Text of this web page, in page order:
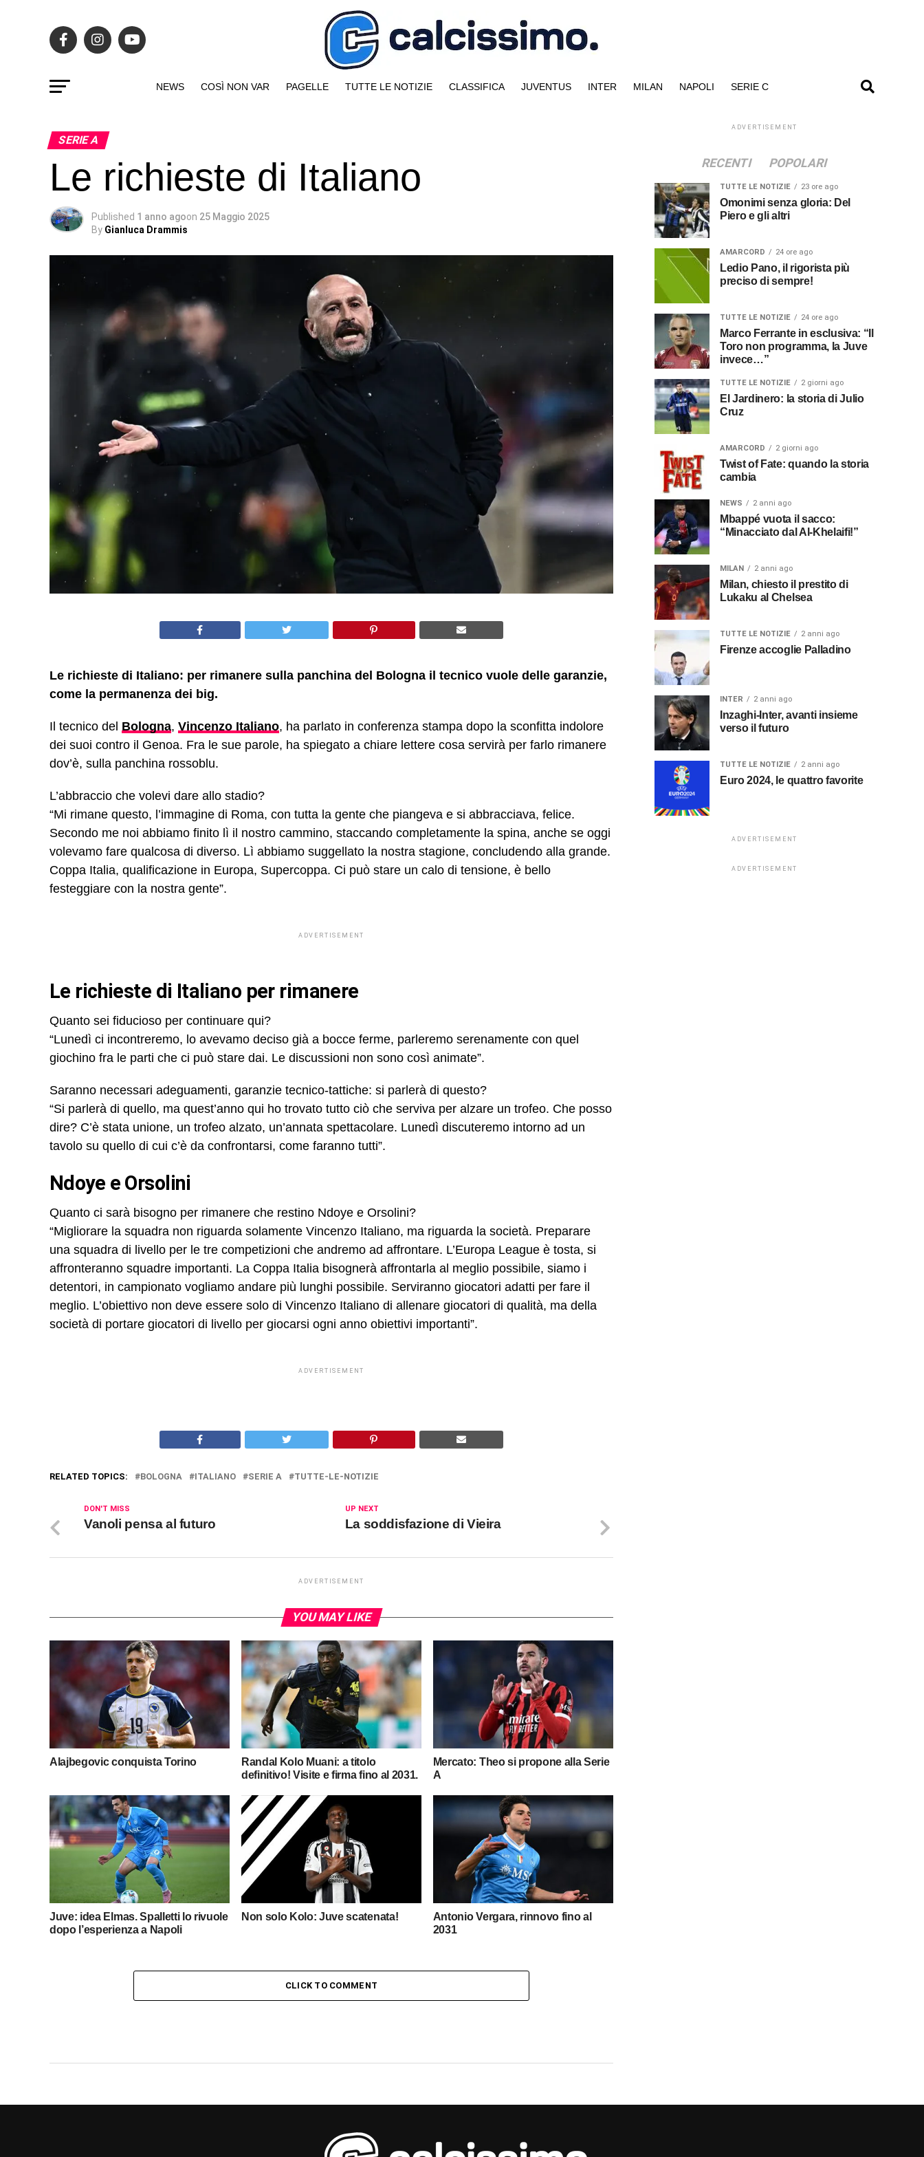
NEWS COSÌ NON VAR PAGELLE TUTTE LE NOTIZIE CLASSIFICA JUVENTUS INTER MILAN NAPOLI SERIE C
SERIE A
Le richieste di Italiano
Published 1 anno agoon 25 Maggio 2025
By Gianluca Drammis
Le richieste di Italiano: per rimanere sulla panchina del Bologna il tecnico vuole delle garanzie,
come la permanenza dei big.
Il tecnico del Bologna, Vincenzo Italiano, ha parlato in conferenza stampa dopo la sconfitta indolore
dei suoi contro il Genoa. Fra le sue parole, ha spiegato a chiare lettere cosa servirà per farlo rimanere
dov’è, sulla panchina rossoblu.
L’abbraccio che volevi dare allo stadio?
“Mi rimane questo, l’immagine di Roma, con tutta la gente che piangeva e si abbracciava, felice.
Secondo me noi abbiamo finito lì il nostro cammino, staccando completamente la spina, anche se oggi
volevamo fare qualcosa di diverso. Lì abbiamo suggellato la nostra stagione, concludendo alla grande.
Coppa Italia, qualificazione in Europa, Supercoppa. Ci può stare un calo di tensione, è bello
festeggiare con la nostra gente”.
ADVERTISEMENT
Le richieste di Italiano per rimanere
Quanto sei fiducioso per continuare qui?
“Lunedì ci incontreremo, lo avevamo deciso già a bocce ferme, parleremo serenamente con quel
giochino fra le parti che ci può stare dai. Le discussioni non sono così animate”.
Saranno necessari adeguamenti, garanzie tecnico-tattiche: si parlerà di questo?
“Si parlerà di quello, ma quest’anno qui ho trovato tutto ciò che serviva per alzare un trofeo. Che posso
dire? C’è stata unione, un trofeo alzato, un’annata spettacolare. Lunedì discuteremo intorno ad un
tavolo su quello di cui c’è da confrontarsi, come faranno tutti”.
Ndoye e Orsolini
Quanto ci sarà bisogno per rimanere che restino Ndoye e Orsolini?
“Migliorare la squadra non riguarda solamente Vincenzo Italiano, ma riguarda la società. Preparare
una squadra di livello per le tre competizioni che andremo ad affrontare. L’Europa League è tosta, si
affronteranno squadre importanti. La Coppa Italia bisognerà affrontarla al meglio possibile, siamo i
detentori, in campionato vogliamo andare più lunghi possibile. Serviranno giocatori adatti per fare il
meglio. L’obiettivo non deve essere solo di Vincenzo Italiano di allenare giocatori di qualità, ma della
società di portare giocatori di livello per giocarsi ogni anno obiettivi importanti”.
ADVERTISEMENT
RELATED TOPICS: BOLOGNA ITALIANO SERIE A TUTTE-LE-NOTIZIE
UP NEXT
La soddisfazione di Vieira
DON'T MISS
Vanoli pensa al futuro
ADVERTISEMENT
YOU MAY LIKE
Alajbegovic conquista Torino
Randal Kolo Muani: a titolo
definitivo! Visite e firma fino al 2031.
Mercato: Theo si propone alla Serie
A
Juve: idea Elmas. Spalletti lo rivuole
dopo l’esperienza a Napoli
Non solo Kolo: Juve scatenata!
Antonio Vergara, rinnovo fino al
2031
CLICK TO COMMENT
ADVERTISEMENT
RECENTI POPOLARI
TUTTE LE NOTIZIE 23 ore ago
Omonimi senza gloria: Del
Piero e gli altri
AMARCORD 24 ore ago
Ledio Pano, il rigorista più
preciso di sempre!
TUTTE LE NOTIZIE 24 ore ago
Marco Ferrante in esclusiva: “Il
Toro non programma, la Juve
invece…”
TUTTE LE NOTIZIE 2 giorni ago
El Jardinero: la storia di Julio
Cruz
AMARCORD 2 giorni ago
Twist of Fate: quando la storia
cambia
NEWS 2 anni ago
Mbappé vuota il sacco:
“Minacciato dal Al-Khelaifi!”
MILAN 2 anni ago
Milan, chiesto il prestito di
Lukaku al Chelsea
TUTTE LE NOTIZIE 2 anni ago
Firenze accoglie Palladino
INTER 2 anni ago
Inzaghi-Inter, avanti insieme
verso il futuro
TUTTE LE NOTIZIE 2 anni ago
Euro 2024, le quattro favorite
ADVERTISEMENT
ADVERTISEMENT